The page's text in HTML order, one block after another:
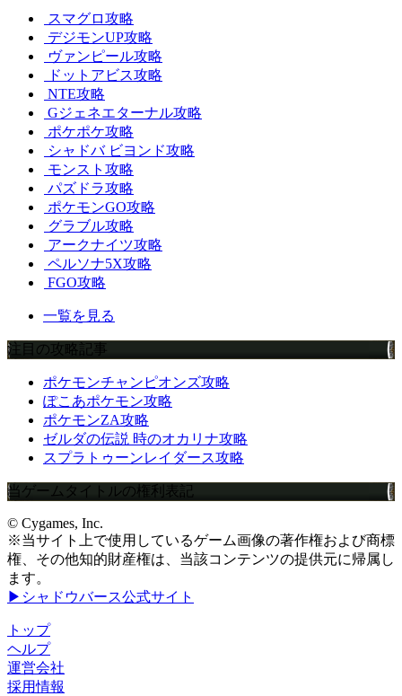
スマグロ攻略
デジモンUP攻略
ヴァンピール攻略
ドットアビス攻略
NTE攻略
Gジェネエターナル攻略
ポケポケ攻略
シャドバ ビヨンド攻略
モンスト攻略
パズドラ攻略
ポケモンGO攻略
グラブル攻略
アークナイツ攻略
ペルソナ5X攻略
FGO攻略
一覧を見る
注目の攻略記事
ポケモンチャンピオンズ攻略
ぽこあポケモン攻略
ポケモンZA攻略
ゼルダの伝説 時のオカリナ攻略
スプラトゥーンレイダース攻略
当ゲームタイトルの権利表記
© Cygames, Inc.
※当サイト上で使用しているゲーム画像の著作権および商標
権、その他知的財産権は、当該コンテンツの提供元に帰属し
ます。
▶シャドウバース公式サイト
トップ
ヘルプ
運営会社
採用情報